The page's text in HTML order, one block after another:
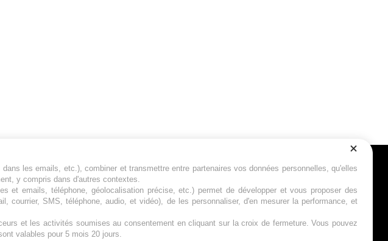
sportif qui traite
de la Ligue 1 et
la Ligue 2 et du
|Powered by WM
Suivez-nous
les emails, etc.), combiner et transmettre entre partenaires vos données personnelles, qu'elles
y compris dans d'autres contextes.
et emails, téléphone, géolocalisation précise, etc.) permet de développer et vous proposer des
SMS, téléphone, audio, et vidéo), de les personnaliser, d'en mesurer la performance, et
et les activités soumises au consentement en cliquant sur la croix de fermeture. Vous pouvez
valables pour 5 mois 20 jours.